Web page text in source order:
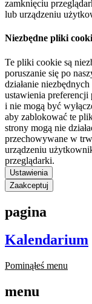
zamknięciu
lub urządzeniu
Niezbędne pliki
Te pliki cookie są
poruszanie się po
działanie
ustawienia preferencji
i nie mogą być
aby zablokować te
strony mogą nie
przechowywane w
urządzeniu
przeglądarki.
Ustawienia
Zaakceptuj
pagina
Kalendarium
Pominąłeś menu
menu